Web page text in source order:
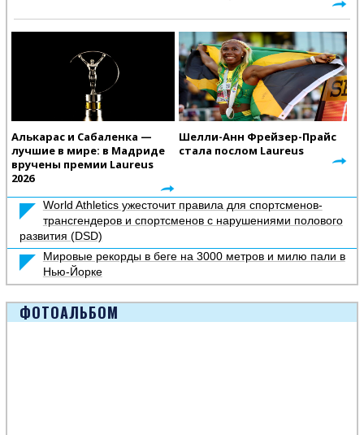
Алькарас и Сабаленка —
лучшие в мире: в Мадриде
вручены премии Laureus
2026
Шелли-Анн Фрейзер-Прайс
стала послом Laureus
World Athletics ужесточит правила для спортсменов-
трансгендеров и спортсменов с нарушениями полового
развития (DSD)
Мировые рекорды в беге на 3000 метров и милю пали в
Нью-Йорке
ФОТОАЛЬБОМ